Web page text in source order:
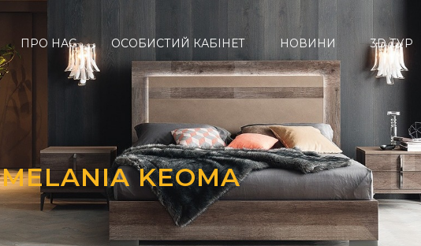
ПРО НАС ОСОБИСТИЙ КАБІНЕТ НОВИНИ 3D ТУР
MELANIA KEOMA